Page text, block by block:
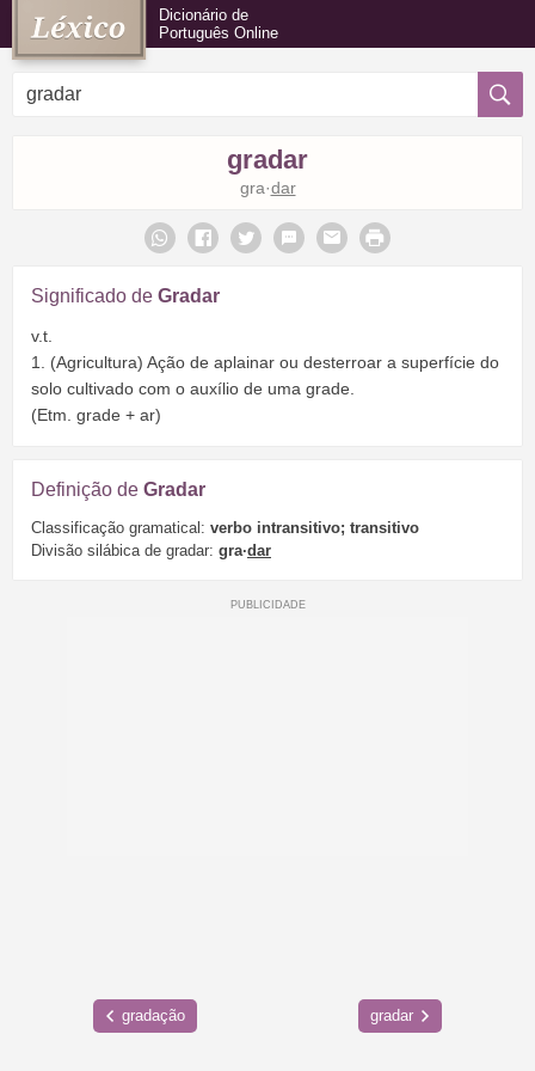
Dicionário de
Português Online
gradar
gra·dar
Significado de Gradar
v.t.
1. (Agricultura) Ação de aplainar ou desterroar a superfície do
solo cultivado com o auxílio de uma grade.
(Etm. grade + ar)
Definição de Gradar
Classificação gramatical: verbo intransitivo; transitivo
Divisão silábica de gradar: gra·dar
gradação gradar